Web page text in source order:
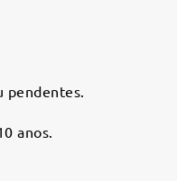
pendentes.
anos.